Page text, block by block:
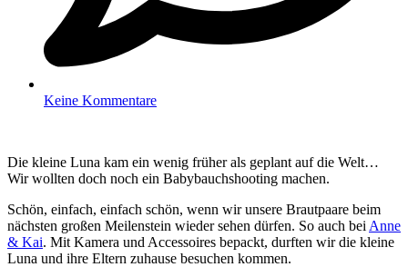
Keine Kommentare
Die kleine Luna kam ein wenig früher als geplant auf die Welt…
Wir wollten doch noch ein Babybauchshooting machen.
Schön, einfach, einfach schön, wenn wir unsere Brautpaare beim
nächsten großen Meilenstein wieder sehen dürfen. So auch bei Anne
& Kai. Mit Kamera und Accessoires bepackt, durften wir die kleine
Luna und ihre Eltern zuhause besuchen kommen.